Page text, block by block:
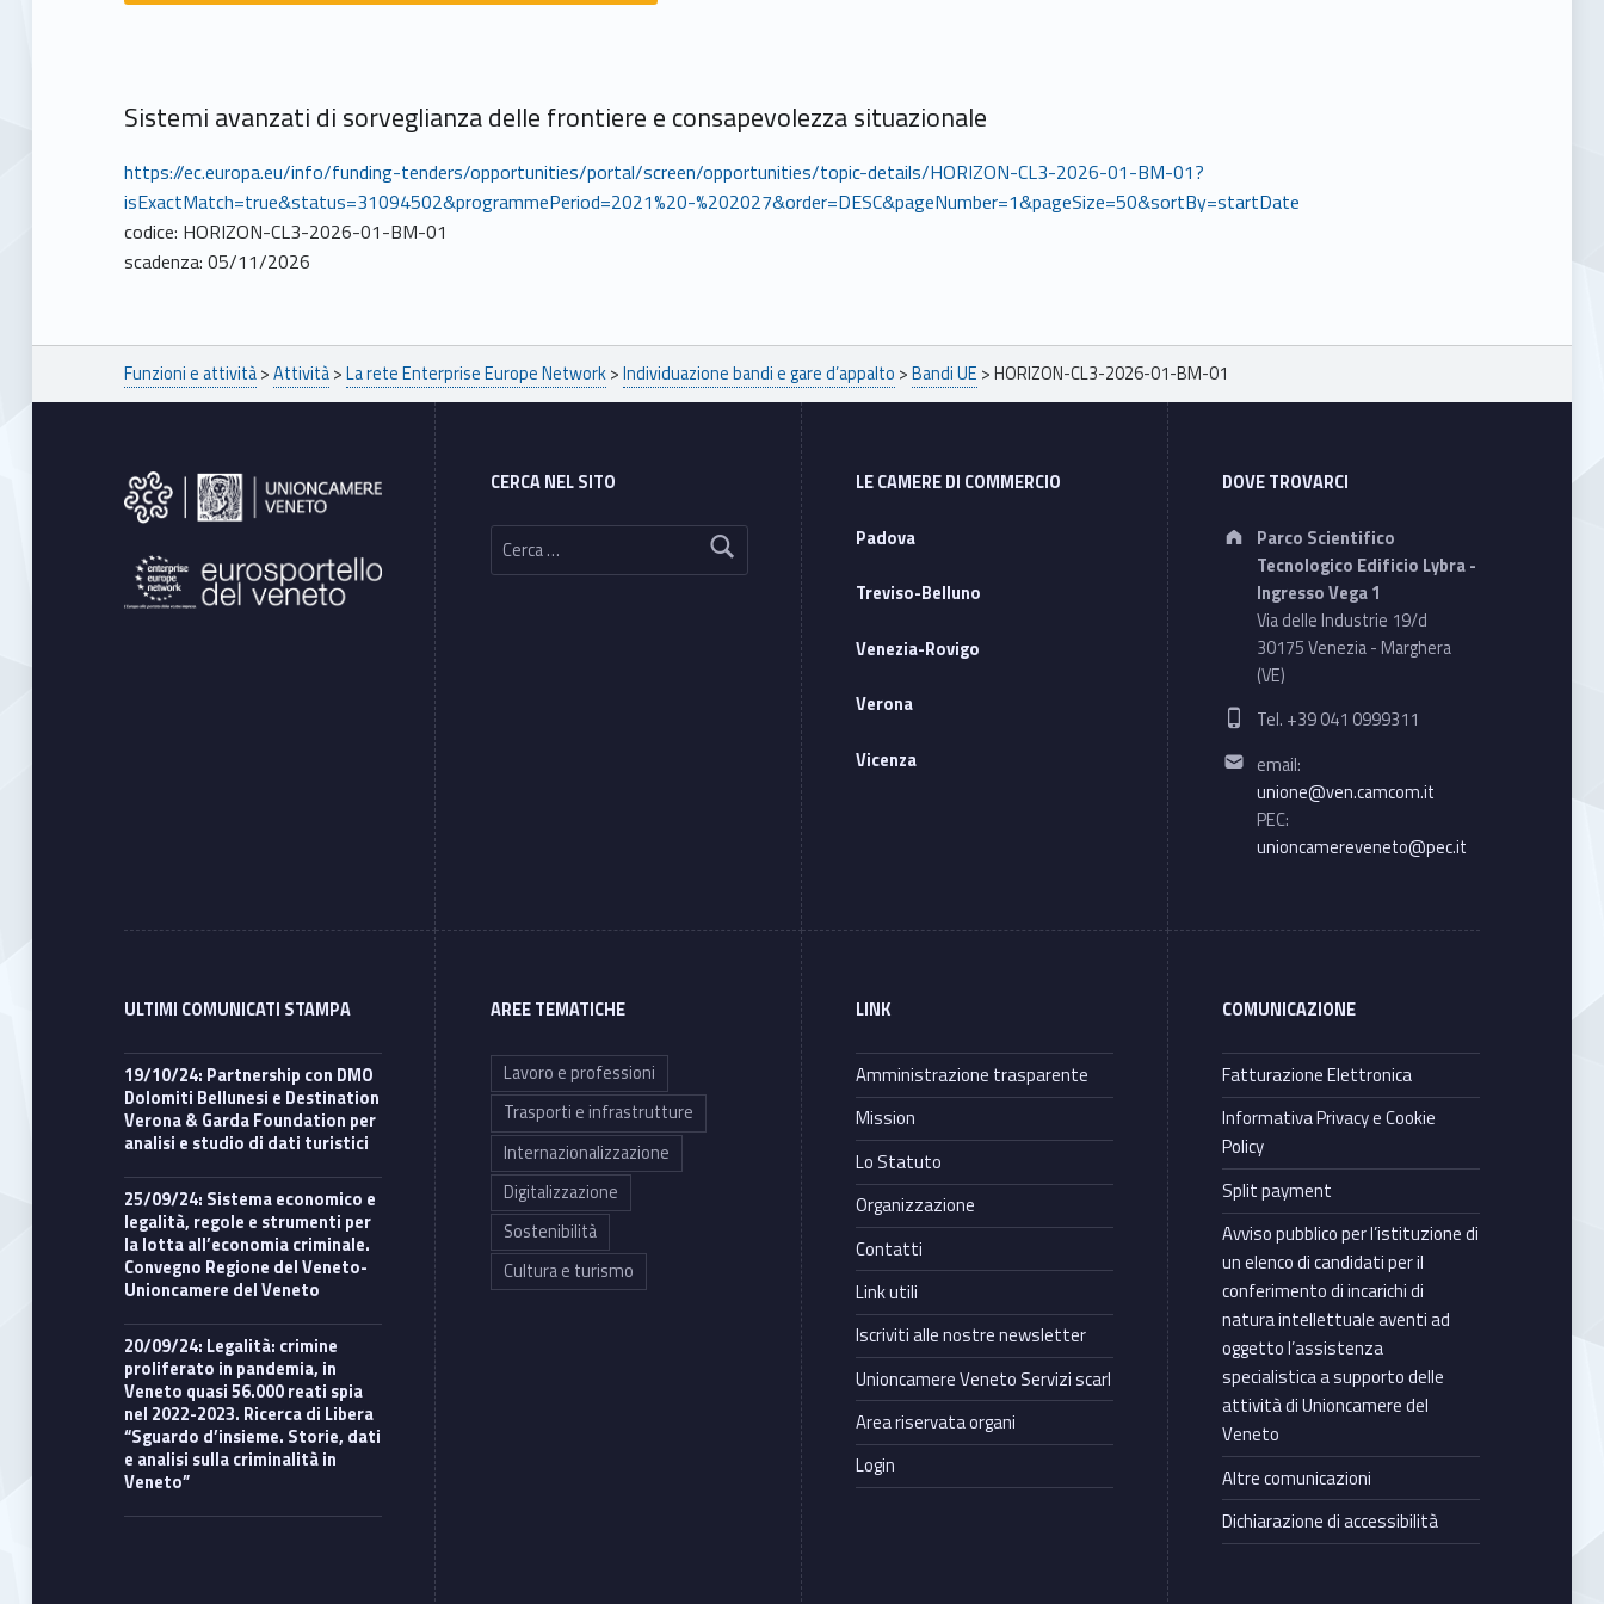
Sistemi avanzati di sorveglianza delle frontiere e consapevolezza situazionale
https://ec.europa.eu/info/funding-tenders/opportunities/portal/screen/opportunities/topic-details/HORIZON-CL3-2026-01-BM-01?
isExactMatch=true&status=31094502&programmePeriod=2021%20-%202027&order=DESC&pageNumber=1&pageSize=50&sortBy=startDate
codice: HORIZON-CL3-2026-01-BM-01
scadenza: 05/11/2026
Breadcrumbs navigation
Funzioni e attività>Attività>La rete Enterprise Europe Network>Individuazione bandi e gare d’appalto >Bandi UE >HORIZON-CL3-2026-01-BM-01
Footer sidebar
CERCA NEL SITO
Ricerca per:
LE CAMERE DI COMMERCIO
Padova
Treviso-Belluno
Venezia-Rovigo
Verona
Vicenza
DOVE TROVARCI
Address:
Parco Scientifico
Tecnologico Edificio Lybra -
Ingresso Vega 1
Via delle Industrie 19/d
30175 Venezia - Marghera
(VE)
Phone number:
Tel. +39 041 0999311
Email address:
email:
unione@ven.camcom.it
PEC:
unioncamereveneto@pec.it
ULTIMI COMUNICATI STAMPA
19/10/24: Partnership con DMO
Dolomiti Bellunesi e Destination
Verona & Garda Foundation per
analisi e studio di dati turistici
25/09/24: Sistema economico e
legalità, regole e strumenti per
la lotta all’economia criminale.
Convegno Regione del Veneto-
Unioncamere del Veneto
20/09/24: Legalità: crimine
proliferato in pandemia, in
Veneto quasi 56.000 reati spia
nel 2022-2023. Ricerca di Libera
“Sguardo d’insieme. Storie, dati
e analisi sulla criminalità in
Veneto”
AREE TEMATICHE
Lavoro e professioni
Trasporti e infrastrutture
Internazionalizzazione
Digitalizzazione
Sostenibilità
Cultura e turismo
LINK
Amministrazione trasparente
Mission
Lo Statuto
Organizzazione
Contatti
Link utili
Iscriviti alle nostre newsletter
Unioncamere Veneto Servizi scarl
Area riservata organi
Login
COMUNICAZIONE
Fatturazione Elettronica
Informativa Privacy e Cookie
Policy
Split payment
Avviso pubblico per l’istituzione di
un elenco di candidati per il
conferimento di incarichi di
natura intellettuale aventi ad
oggetto l’assistenza
specialistica a supporto delle
attività di Unioncamere del
Veneto
Altre comunicazioni
Dichiarazione di accessibilità